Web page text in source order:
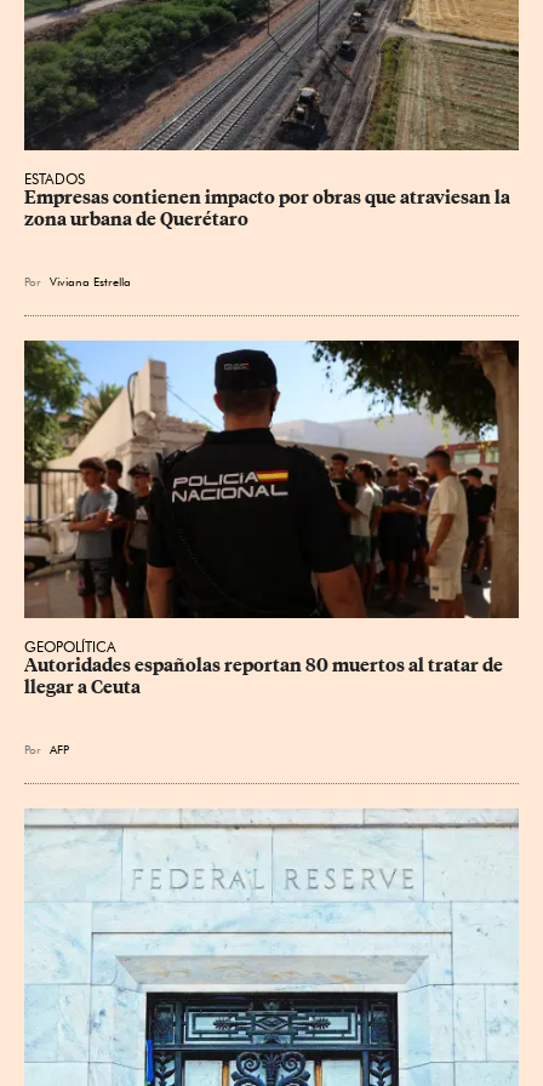
ESTADOS
Empresas contienen impacto por obras que atraviesan la
zona urbana de Querétaro
Por Viviana Estrella
GEOPOLÍTICA
Autoridades españolas reportan 80 muertos al tratar de
llegar a Ceuta
Por AFP